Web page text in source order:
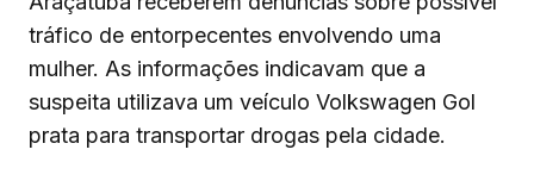
tráfico de entorpecentes envolvendo uma
mulher. As informações indicavam que a
suspeita utilizava um veículo Volkswagen Gol
prata para transportar drogas pela cidade.